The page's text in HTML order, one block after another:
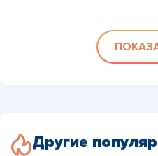
Другие